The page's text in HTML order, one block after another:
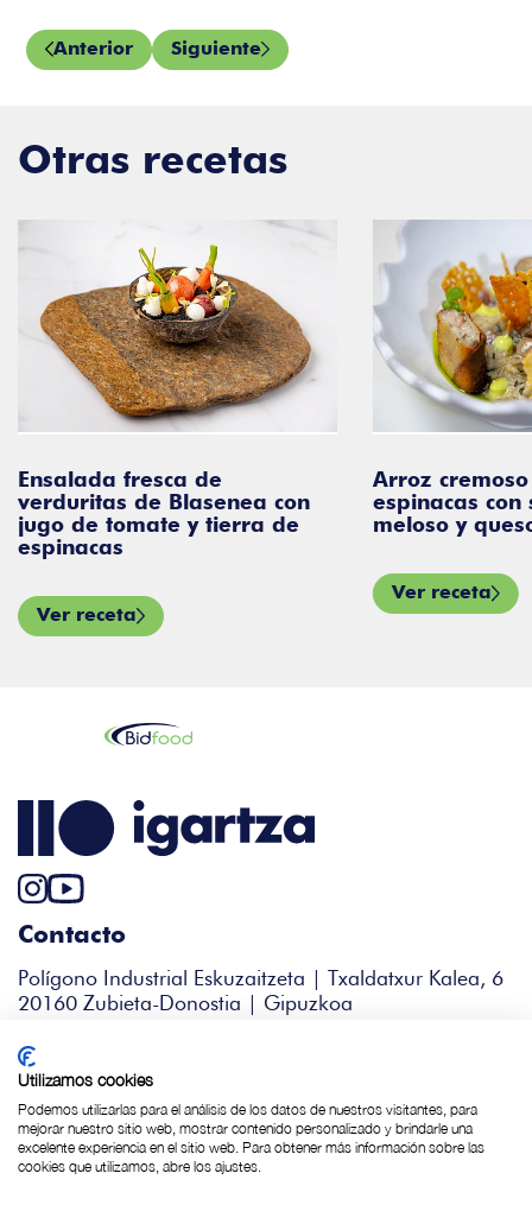
Anterior Siguiente
Otras recetas
Ensalada fresca de
verduritas de Blasenea con
jugo de tomate y tierra de
espinacas
Ver receta
Arroz
espinacas con
meloso y
Ver receta
Contacto
Polígono Industrial Eskuzaitzeta | Txaldatxur Kalea, 6
20160 Zubieta-Donostia | Gipuzkoa
+34 943 344 338
igartza@bidfood.es
Política de Cookies
Utilizamos cookies
Podemos utilizarlas para el análisis de los datos de nuestros visitantes, para
mejorar nuestro sitio web, mostrar contenido personalizado y brindarle una
excelente experiencia en el sitio web. Para obtener más información sobre las
cookies que utilizamos, abre los ajustes.